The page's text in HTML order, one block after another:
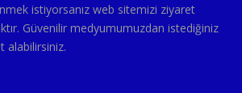
istiyorsanız web sitemizi ziyaret
Güvenilir medyumumuzdan istediğiniz
alabilirsiniz.